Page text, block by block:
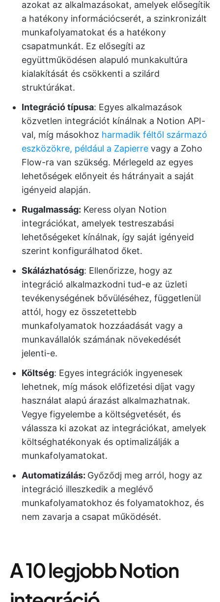
azokat az alkalmazásokat, amelyek elősegítik
a hatékony információcserét, a szinkronizált
munkafolyamatokat és a hatékony
csapatmunkát. Ez elősegíti az
együttműködésen alapuló munkakultúra
kialakítását és csökkenti a szilárd
struktúrákat.
Integráció típusa: Egyes alkalmazások
közvetlen integrációt kínálnak a Notion API-
val, míg másokhoz harmadik féltől származó
eszközökre, például a Zapierre vagy a Zoho
Flow-ra van szükség. Mérlegeld az egyes
lehetőségek előnyeit és hátrányait a saját
igényeid alapján.
Rugalmasság: Keress olyan Notion
integrációkat, amelyek testreszabási
lehetőségeket kínálnak, így saját igényeid
szerint konfigurálhatod őket.
Skálázhatóság: Ellenőrizze, hogy az
integráció alkalmazkodni tud-e az üzleti
tevékenységének bővüléséhez, függetlenül
attól, hogy ez összetettebb
munkafolyamatok hozzáadását vagy a
munkavállalók számának növekedését
jelenti-e.
Költség: Egyes integrációk ingyenesek
lehetnek, míg mások előfizetési díjat vagy
használat alapú árazást alkalmazhatnak.
Vegye figyelembe a költségvetését, és
válassza ki azokat az integrációkat, amelyek
költséghatékonyak és optimalizálják a
munkafolyamatokat.
Automatizálás: Győződj meg arról, hogy az
integráció illeszkedik a meglévő
munkafolyamatokhoz és folyamatokhoz, és
nem zavarja a csapat működését.
A 10 legjobb Notion